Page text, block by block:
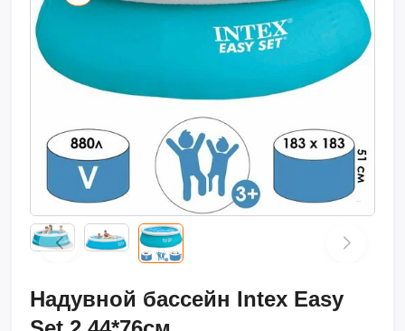
Надувной бассейн Intex Easy